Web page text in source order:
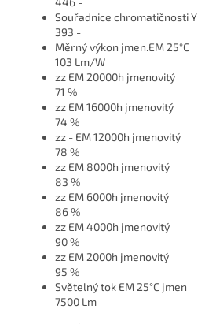
Souřadnice chromatičnosti Y
393 -
Měrný výkon jmen.EM 25°C
103 Lm/W
zz EM 20000h jmenovitý
71 %
zz EM 16000h jmenovitý
74 %
zz - EM 12000h jmenovitý
78 %
zz EM 8000h jmenovitý
83 %
zz EM 6000h jmenovitý
86 %
zz EM 4000h jmenovitý
90 %
zz EM 2000h jmenovitý
95 %
Světelný tok EM 25°C jmen
7500 Lm